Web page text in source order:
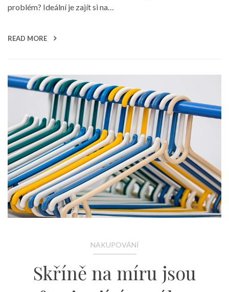
problém? Ideální je zajít si na…
READ MORE
NAKUPOVÁNÍ
Skříně na míru jsou